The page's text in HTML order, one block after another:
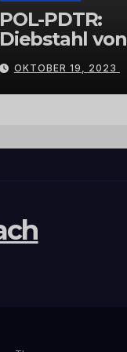
POL-PDTR:
Diebstahl von
Grabschmuck
OKTOBER 19, 2023